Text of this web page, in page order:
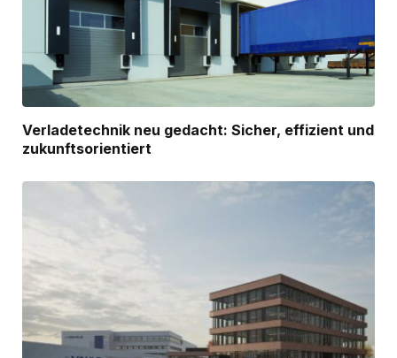
Verladetechnik neu gedacht: Sicher, effizient und
zukunftsorientiert